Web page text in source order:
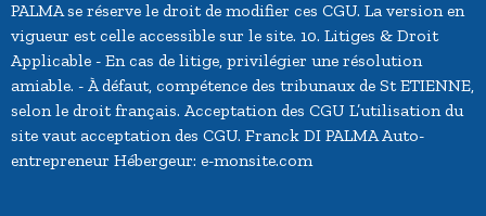
PALMA se réserve le droit de modifier ces CGU. La version en
vigueur est celle accessible sur le site. 10. Litiges & Droit
Applicable - En cas de litige, privilégier une résolution
amiable. - À défaut, compétence des tribunaux de St ETIENNE,
selon le droit français. Acceptation des CGU L’utilisation du
site vaut acceptation des CGU. Franck DI PALMA Auto-
entrepreneur Hébergeur: e-monsite.com